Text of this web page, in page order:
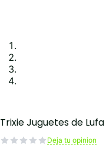
Trixie Juguetes de
Deja tu opinion